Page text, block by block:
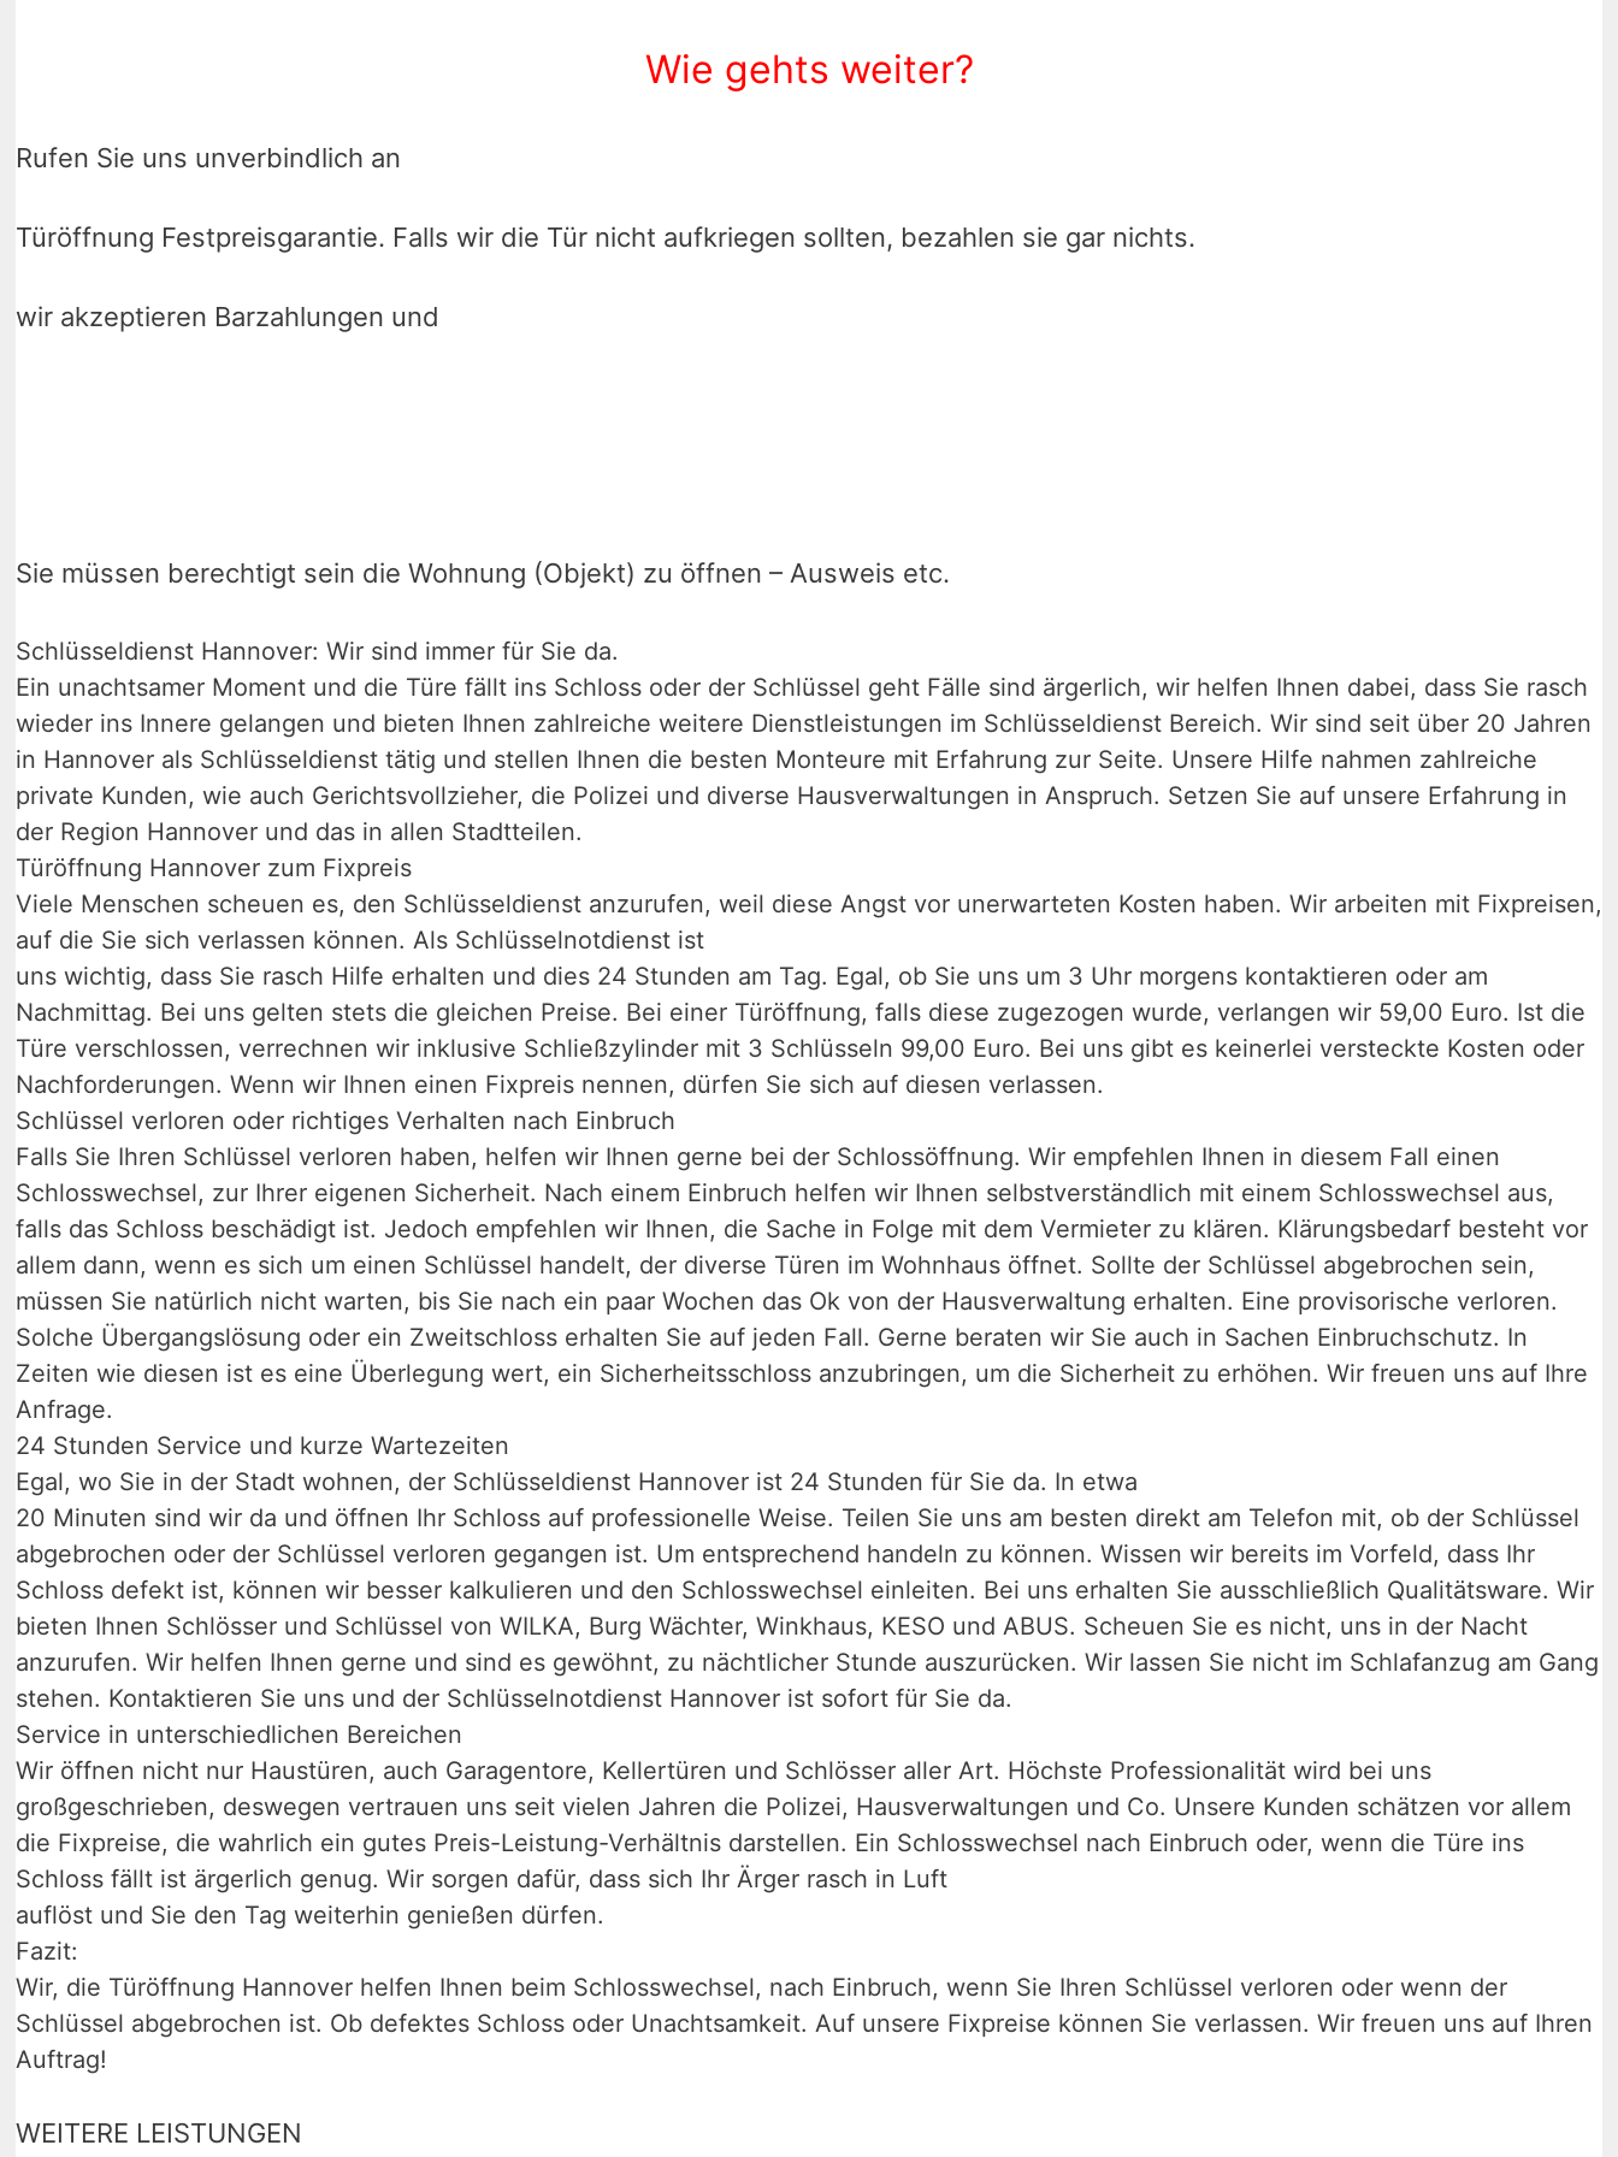
Wie gehts weiter?
Rufen Sie uns unverbindlich an
Türöffnung Festpreisgarantie. Falls wir die Tür nicht aufkriegen sollten, bezahlen sie gar nichts.
wir akzeptieren Barzahlungen und
Sie müssen berechtigt sein die Wohnung (Objekt) zu öffnen – Ausweis etc.
Schlüsseldienst Hannover: Wir sind immer für Sie da.
Ein unachtsamer Moment und die Türe fällt ins Schloss oder der Schlüssel geht Fälle sind ärgerlich, wir helfen Ihnen dabei, dass Sie rasch
wieder ins Innere gelangen und bieten Ihnen zahlreiche weitere Dienstleistungen im Schlüsseldienst Bereich. Wir sind seit über 20 Jahren
in Hannover als Schlüsseldienst tätig und stellen Ihnen die besten Monteure mit Erfahrung zur Seite. Unsere Hilfe nahmen zahlreiche
private Kunden, wie auch Gerichtsvollzieher, die Polizei und diverse Hausverwaltungen in Anspruch. Setzen Sie auf unsere Erfahrung in
der Region Hannover und das in allen Stadtteilen.
Türöffnung Hannover zum Fixpreis
Viele Menschen scheuen es, den Schlüsseldienst anzurufen, weil diese Angst vor unerwarteten Kosten haben. Wir arbeiten mit Fixpreisen,
auf die Sie sich verlassen können. Als Schlüsselnotdienst ist
uns wichtig, dass Sie rasch Hilfe erhalten und dies 24 Stunden am Tag. Egal, ob Sie uns um 3 Uhr morgens kontaktieren oder am
Nachmittag. Bei uns gelten stets die gleichen Preise. Bei einer Türöffnung, falls diese zugezogen wurde, verlangen wir 59,00 Euro. Ist die
Türe verschlossen, verrechnen wir inklusive Schließzylinder mit 3 Schlüsseln 99,00 Euro. Bei uns gibt es keinerlei versteckte Kosten oder
Nachforderungen. Wenn wir Ihnen einen Fixpreis nennen, dürfen Sie sich auf diesen verlassen.
Schlüssel verloren oder richtiges Verhalten nach Einbruch
Falls Sie Ihren Schlüssel verloren haben, helfen wir Ihnen gerne bei der Schlossöffnung. Wir empfehlen Ihnen in diesem Fall einen
Schlosswechsel, zur Ihrer eigenen Sicherheit. Nach einem Einbruch helfen wir Ihnen selbstverständlich mit einem Schlosswechsel aus,
falls das Schloss beschädigt ist. Jedoch empfehlen wir Ihnen, die Sache in Folge mit dem Vermieter zu klären. Klärungsbedarf besteht vor
allem dann, wenn es sich um einen Schlüssel handelt, der diverse Türen im Wohnhaus öffnet. Sollte der Schlüssel abgebrochen sein,
müssen Sie natürlich nicht warten, bis Sie nach ein paar Wochen das Ok von der Hausverwaltung erhalten. Eine provisorische verloren.
Solche Übergangslösung oder ein Zweitschloss erhalten Sie auf jeden Fall. Gerne beraten wir Sie auch in Sachen Einbruchschutz. In
Zeiten wie diesen ist es eine Überlegung wert, ein Sicherheitsschloss anzubringen, um die Sicherheit zu erhöhen. Wir freuen uns auf Ihre
Anfrage.
24 Stunden Service und kurze Wartezeiten
Egal, wo Sie in der Stadt wohnen, der Schlüsseldienst Hannover ist 24 Stunden für Sie da. In etwa
20 Minuten sind wir da und öffnen Ihr Schloss auf professionelle Weise. Teilen Sie uns am besten direkt am Telefon mit, ob der Schlüssel
abgebrochen oder der Schlüssel verloren gegangen ist. Um entsprechend handeln zu können. Wissen wir bereits im Vorfeld, dass Ihr
Schloss defekt ist, können wir besser kalkulieren und den Schlosswechsel einleiten. Bei uns erhalten Sie ausschließlich Qualitätsware. Wir
bieten Ihnen Schlösser und Schlüssel von WILKA, Burg Wächter, Winkhaus, KESO und ABUS. Scheuen Sie es nicht, uns in der Nacht
anzurufen. Wir helfen Ihnen gerne und sind es gewöhnt, zu nächtlicher Stunde auszurücken. Wir lassen Sie nicht im Schlafanzug am Gang
stehen. Kontaktieren Sie uns und der Schlüsselnotdienst Hannover ist sofort für Sie da.
Service in unterschiedlichen Bereichen
Wir öffnen nicht nur Haustüren, auch Garagentore, Kellertüren und Schlösser aller Art. Höchste Professionalität wird bei uns
großgeschrieben, deswegen vertrauen uns seit vielen Jahren die Polizei, Hausverwaltungen und Co. Unsere Kunden schätzen vor allem
die Fixpreise, die wahrlich ein gutes Preis-Leistung-Verhältnis darstellen. Ein Schlosswechsel nach Einbruch oder, wenn die Türe ins
Schloss fällt ist ärgerlich genug. Wir sorgen dafür, dass sich Ihr Ärger rasch in Luft
auflöst und Sie den Tag weiterhin genießen dürfen.
Fazit:
Wir, die Türöffnung Hannover helfen Ihnen beim Schlosswechsel, nach Einbruch, wenn Sie Ihren Schlüssel verloren oder wenn der
Schlüssel abgebrochen ist. Ob defektes Schloss oder Unachtsamkeit. Auf unsere Fixpreise können Sie verlassen. Wir freuen uns auf Ihren
Auftrag!
WEITERE LEISTUNGEN